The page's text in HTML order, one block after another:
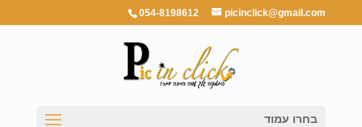
054-8198612 picinclick@gmail.com
בחרו עמוד